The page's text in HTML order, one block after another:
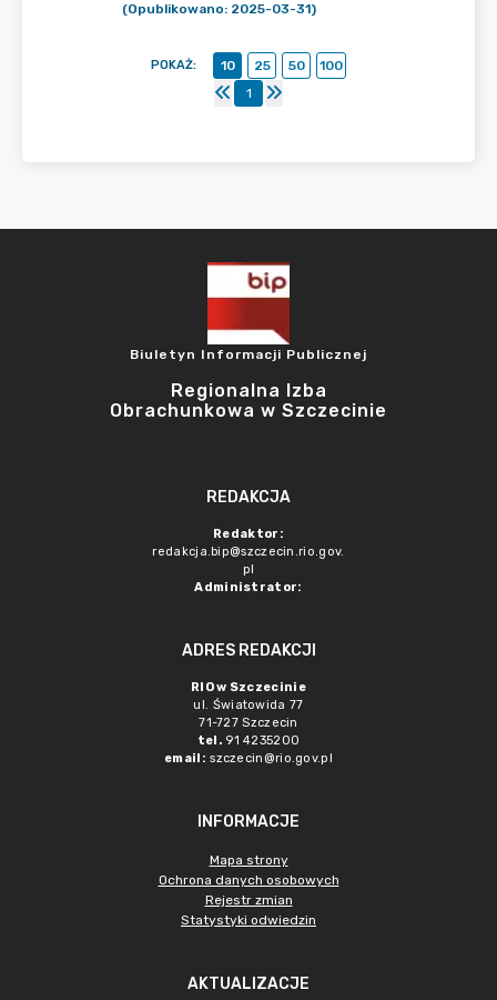
(Opublikowano: 2025-03-31)
POKAŻ: 10 25 50
100
1
Biuletyn Informacji Publicznej
Regionalna Izba
Obrachunkowa w Szczecinie
REDAKCJA
Redaktor:
redakcja.bip@szczecin.rio.gov.
pl
Administrator:
ADRES REDAKCJI
RIO w Szczecinie
ul. Światowida 77
71-727 Szczecin
tel. 91 4235200
email: szczecin@rio.gov.pl
INFORMACJE
Mapa strony
Ochrona danych osobowych
Rejestr zmian
Statystyki odwiedzin
AKTUALIZACJE